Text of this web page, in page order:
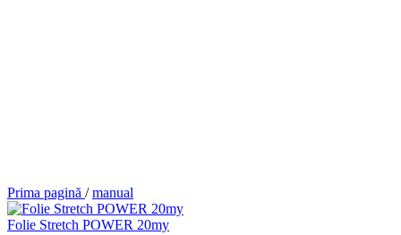
Prima pagină / manual
Folie Stretch POWER 20my